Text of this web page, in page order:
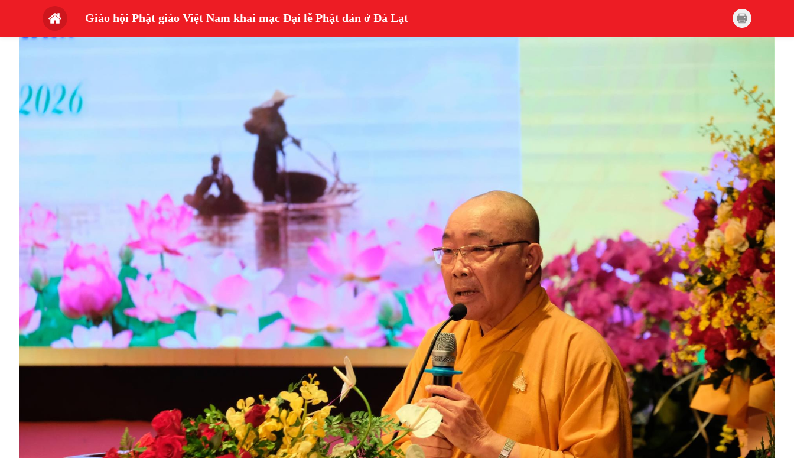
Giáo hội Phật giáo Việt Nam khai mạc Đại lễ Phật đản ở Đà Lạt